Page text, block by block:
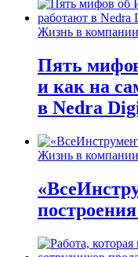
Жизнь в компании
Пять
и как на
в Nedra
Жизнь в компании